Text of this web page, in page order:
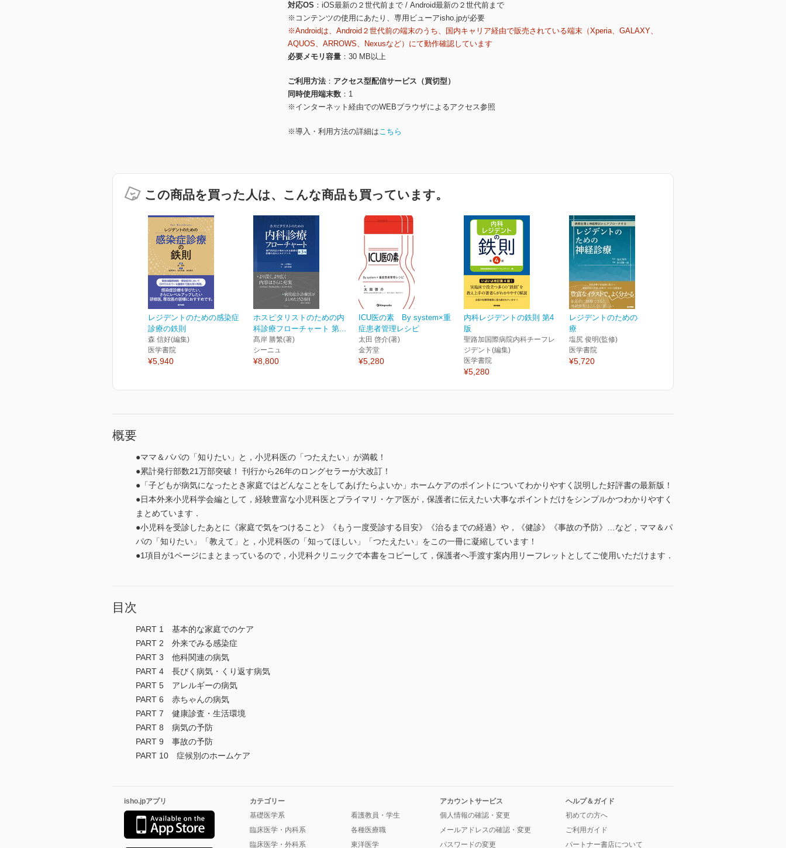
対応OS
iOS最新の２世代前まで / Android最新の２世代前まで
※コンテンツの使用にあたり、専用ビューアisho.jpが必要
※Androidは、Android２世代前の端末のうち、国内キャリア経由で販売されている端末（Xperia、GALAXY、
AQUOS、ARROWS、Nexusなど）にて動作確認しています
必要メモリ容量
30 MB以上
ご利用方法
アクセス型配信サービス（買切型）
同時使用端末数
1
※インターネット経由でのWEBブラウザによるアクセス参照
※導入・利用方法の詳細はこちら
この商品を買った人は、こんな商品も買っています。
レジデントのための感染症
診療の鉄則
森 信好(編集)
医学書院
¥5,940
ホスピタリストのための内
科診療フローチャート 第...
髙岸 勝繁(著)
シーニュ
¥8,800
ICU医の素 By system×重
症患者管理レシピ
太田 啓介(著)
金芳堂
¥5,280
内科レジデントの鉄則 第4
版
聖路加国際病院内科チーフレ
ジデント(編集)
医学書院
¥5,280
レジデントのための神経診
療
塩尻 俊明(監修)
医学書院
¥5,720
概要
●ママ＆パパの「知りたい」と，小児科医の「つたえたい」が満載！
●累計発行部数21万部突破！ 刊行から26年のロングセラーが大改訂！
●「子どもが病気になったとき家庭ではどんなことをしてあげたらよいか」ホームケアのポイントについてわかりやすく説明した好評書の最新版！
●日本外来小児科学会編として，経験豊富な小児科医とプライマリ・ケア医が，保護者に伝えたい大事なポイントだけをシンプルかつわかりやすく
まとめています．
●小児科を受診したあとに《家庭で気をつけること》《もう一度受診する目安》《治るまでの経過》や，《健診》《事故の予防》…など，ママ＆パ
パの「知りたい」「教えて」と，小児科医の「知ってほしい」「つたえたい」をこの一冊に凝縮しています！
●1項目が1ページにまとまっているので，小児科クリニックで本書をコピーして，保護者へ手渡す案内用リーフレットとしてご使用いただけます．
目次
PART 1 基本的な家庭でのケア
PART 2 外来でみる感染症
PART 3 他科関連の病気
PART 4 長びく病気・くり返す病気
PART 5 アレルギーの病気
PART 6 赤ちゃんの病気
PART 7 健康診査・生活環境
PART 8 病気の予防
PART 9 事故の予防
PART 10 症候別のホームケア
isho.jpアプリ
カテゴリー
基礎医学系
臨床医学・内科系
臨床医学・外科系
看護教員・学生
各種医療職
東洋医学
アカウントサービス
個人情報の確認・変更
メールアドレスの確認・変更
パスワードの変更
ヘルプ＆ガイド
初めての方へ
ご利用ガイド
パートナー書店について